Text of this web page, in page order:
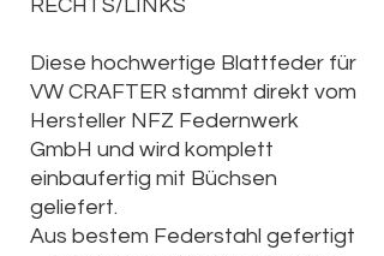
RECHTS/LINKS
Diese hochwertige Blattfeder für
VW CRAFTER stammt direkt vom
Hersteller NFZ Federnwerk
GmbH und wird komplett
einbaufertig mit Büchsen
geliefert.
Aus bestem Federstahl gefertigt